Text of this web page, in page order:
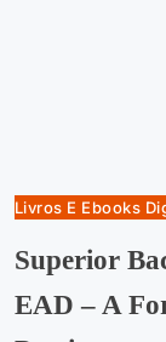
Livros E Ebooks
Superior
EAD – A